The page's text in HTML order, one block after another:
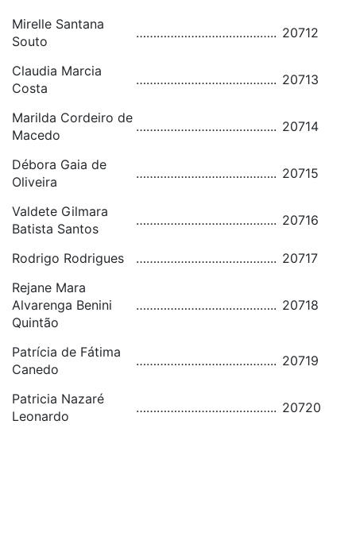
Mirelle Santana
Souto
………………………………….. 20712
Claudia Marcia
Costa
………………………………….. 20713
Marilda Cordeiro de
Macedo
………………………………….. 20714
Débora Gaia de
Oliveira
………………………………….. 20715
Valdete Gilmara
Batista Santos
………………………………….. 20716
Rodrigo Rodrigues ………………………………….. 20717
Rejane Mara
Alvarenga Benini
Quintão
………………………………….. 20718
Patrícia de Fátima
Canedo
………………………………….. 20719
Patricia Nazaré
Leonardo
………………………………….. 20720